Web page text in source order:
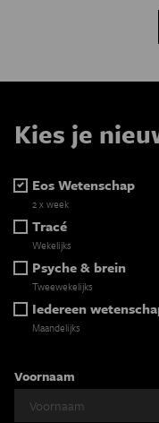
Kies je
Eos Wetenschap
2 x week
Tracé
Wekelijks
Psyche & brein
Tweewekelijks
Iedereen
Maandelijks
Voornaam